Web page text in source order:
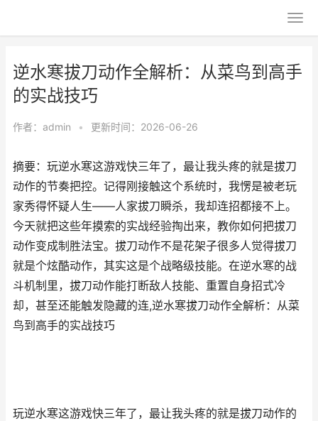
逆水寒拔刀动作全解析：从菜鸟到高手
的实战技巧
作者： admin • 更新时间：2026-06-26
摘要：玩逆水寒这游戏快三年了，最让我头疼的就是拔刀
动作的节奏把控。记得刚接触这个系统时，我愣是被老玩
家秀得怀疑人生——人家拔刀瞬杀，我却连招都接不上。
今天就把这些年摸索的实战经验掏出来，教你如何把拔刀
动作变成制胜法宝。拔刀动作不是花架子很多人觉得拔刀
就是个炫酷动作，其实这是个战略级技能。在逆水寒的战
斗机制里，拔刀动作能打断敌人技能、重置自身招式冷
却，甚至还能触发隐藏的连,逆水寒拔刀动作全解析：从菜
鸟到高手的实战技巧
玩逆水寒这游戏快三年了，最让我头疼的就是拔刀动作的